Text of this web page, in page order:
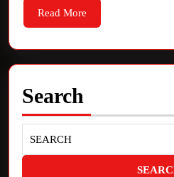
Read More
Search